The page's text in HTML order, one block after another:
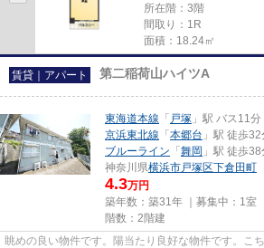
所在階：3階
間取り：1R
面積：18.24㎡
賃貸｜アパート 第二稲荷山ハイツA
東海道本線 「 戸塚 」駅 バス11
京浜東北線 「 本郷台 」駅 徒歩32
ブルーライン 「 舞岡 」駅 徒歩38
神奈川県横浜市戸塚区下倉田町
4.3万円
築年数：築31年 ｜募集中： 1室
階数：2階建
眺めの良い物件です。陽当たり良好な物件です。こ